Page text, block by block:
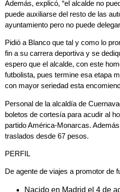
Además, explicó, “el alcalde no
puede auxiliarse del resto de las
ayuntamiento pero no puede
Pidió a Blanco que tal y como lo
fin a su carrera deportiva y se
espero que el alcalde, con este
futbolista, pues termine esa etapa
con mayor seriedad esta
Personal de la alcaldía de
boletos de cortesía para acudir al
partido América-Monarcas.
traslados desde 67 pesos.
PERFIL
De agente de viajes a promotor de
Nacido en Madrid el 4 de